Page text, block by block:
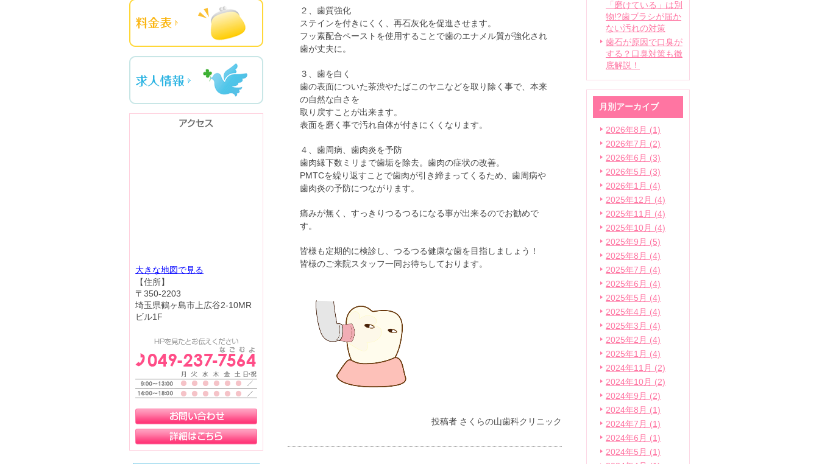
２、歯質強化
ステインを付きにくく、再石灰化を促進させます。
フッ素配合ペーストを使用することで歯のエナメル質が強化され
歯が丈夫に。
３、歯を白く
歯の表面についた茶渋やたばこのヤニなどを取り除く事で、本来
の自然な白さを
取り戻すことが出来ます。
表面を磨く事で汚れ自体が付きにくくなります。
４、歯周病、歯肉炎を予防
歯肉縁下数ミリまで歯垢を除去。歯肉の症状の改善。
PMTCを繰り返すことで歯肉が引き締まってくるため、歯周病や
歯肉炎の予防につながります。
痛みが無く、すっきりつるつるになる事が出来るのでお勧めで
す。
皆様も定期的に検診し、つるつる健康な歯を目指しましょう！
皆様のご来院スタッフ一同お待ちしております。
投稿者 さくらの山歯科クリニック
「磨けている」は別
物!?歯ブラシが届か
ない汚れの対策
歯石が原因で口臭が
する？口臭対策も徹
底解説！
月別アーカイブ
2026年8月 (1)
2026年7月 (2)
2026年6月 (3)
2026年5月 (3)
2026年1月 (4)
2025年12月 (4)
2025年11月 (4)
2025年10月 (4)
2025年9月 (5)
2025年8月 (4)
2025年7月 (4)
2025年6月 (4)
2025年5月 (4)
2025年4月 (4)
2025年3月 (4)
2025年2月 (4)
2025年1月 (4)
2024年11月 (2)
2024年10月 (2)
2024年9月 (2)
2024年8月 (1)
2024年7月 (1)
2024年6月 (1)
2024年5月 (1)
大きな地図で見る
【住所】
〒350-2203
埼玉県鶴ヶ島市上広谷2-10MR
ビル1F